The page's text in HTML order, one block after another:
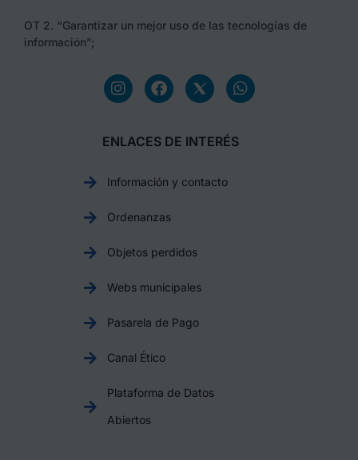
OT 2. “Garantizar un mejor uso de las tecnologías de
información”;
ENLACES DE INTERÉS
Información y contacto
Ordenanzas
Objetos perdidos
Webs municipales
Pasarela de Pago
Canal Ético
Plataforma de Datos
Abiertos